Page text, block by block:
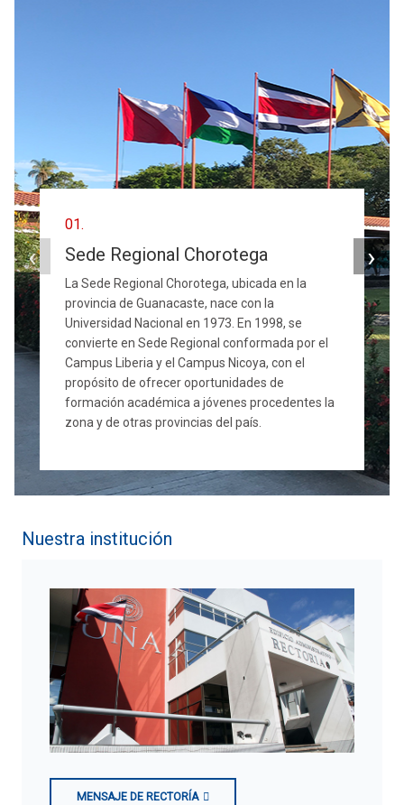
01.
Sede Regional Chorotega
La Sede Regional Chorotega, ubicada en la
provincia de Guanacaste, nace con la
Universidad Nacional en 1973. En 1998, se
convierte en Sede Regional conformada por el
Campus Liberia y el Campus Nicoya, con el
propósito de ofrecer oportunidades de
formación académica a jóvenes procedentes la
zona y de otras provincias del país.
‹ ›
Nuestra institución
MENSAJE DE RECTORÍA